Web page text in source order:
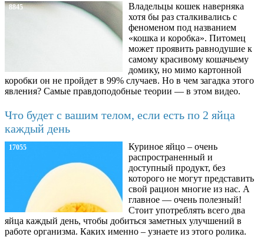
8845
Владельцы кошек наверняка
хотя бы раз сталкивались с
феноменом под названием
«кошка и коробка». Питомец
может проявить равнодушие к
самому красивому кошачьему
домику, но мимо картонной
коробки он не пройдет в 99% случаев. Но в чем загадка этого
явления? Самые правдоподобные теории — в этом видео.
Что будет с вашим телом, если есть по 2 яйца
каждый день
17055
Куриное яйцо – очень
распространенный и
доступный продукт, без
которого не могут представить
свой рацион многие из нас. А
главное — очень полезный!
Стоит употреблять всего два
яйца каждый день, чтобы добиться заметных улучшений в
работе организма. Каких именно – узнаете из этого ролика.